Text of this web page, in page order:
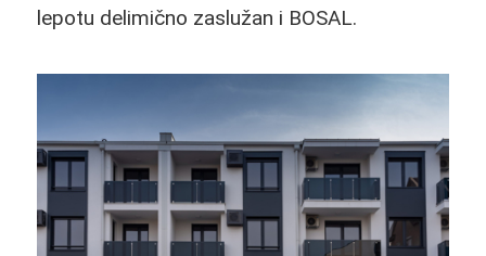
lepotu delimično zaslužan i BOSAL.